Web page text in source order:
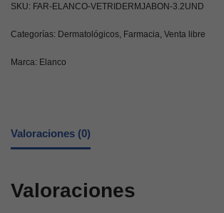
SKU: FAR-ELANCO-VETRIDERMJABON-3.2UND
Categorías: Dermatológicos Farmacia Venta libre
Marca: Elanco
Valoraciones (0)
Valoraciones